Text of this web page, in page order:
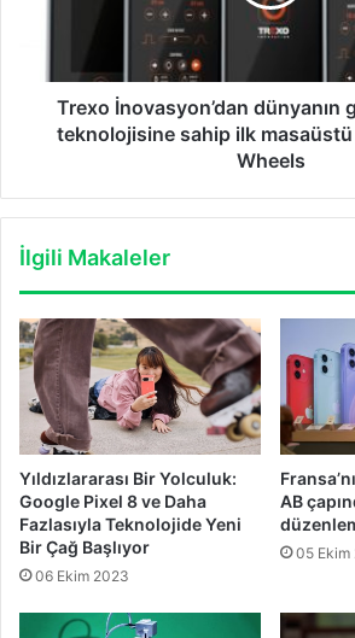
masaüstü
dolly’si:
Trexo
Trexo İnovasyon’dan dünyanın
teknolojisine sahip ilk masaüstü
Wheels
İlgili Makaleler
Yıldızlararası Bir Yolculuk:
Google Pixel 8 ve Daha
Fazlasıyla Teknolojide Yeni
Bir Çağ Başlıyor
06 Ekim 2023
AB
05 Ekim